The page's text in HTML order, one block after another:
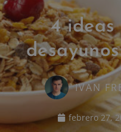
4 ideas
IVAN
febrero 27,